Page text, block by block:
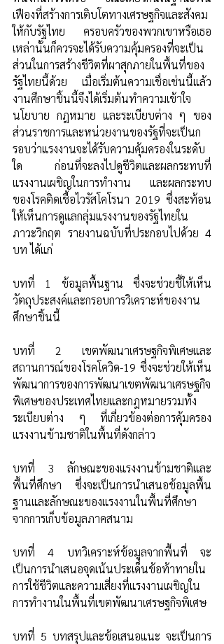
เฟืองที่สร้างการเติบโตทางเศรษฐกิจและสังคม
ให้กับรัฐไทย ครอบครัวของพวกเขาหรือเธอ
เหล่านั้นก็ควรจะได้รับความคุ้มครองที่จะเป็น
ส่วนในการสร้างชีวิตที่ผาสุกภายในพื้นที่ของ
รัฐไทยนี้ด้วย เมื่อเริ่มต้นความเชื่อเช่นนี้แล้ว
งานศึกษาชิ้นนี้จึงได้เริ่มต้นทำความเข้าใจ
นโยบาย กฎหมาย และระเบียบต่าง ๆ ของ
ส่วนราชการและหน่วยงานของรัฐที่จะเป็นก
รอบว่าแรงงานจะได้รับความคุ้มครองในระดับ
ใด ก่อนที่จะลงไปดูชีวิตและผลกระทบที่
แรงงานเผชิญในการทำงาน และผลกระทบ
ของโรคติดเชื้อไวรัสโคโรนา 2019 ซึ่งสะท้อน
ให้เห็นการดูแลกลุ่มแรงงานของรัฐไทยใน
ภาวะวิกฤต รายงานฉบับที่ประกอบไปด้วย 4
บท ได้แก่
บทที่ 1 ข้อมูลพื้นฐาน ซึ่งจะช่วยชี้ให้เห็น
วัตถุประสงค์และกรอบการวิเคราะห์ของงาน
ศึกษาชิ้นนี้
บทที่ 2 เขตพัฒนาเศรษฐกิจพิเศษและ
สถานการณ์ของโรคโควิด-19 ซึ่งจะช่วยให้เห็น
พัฒนาการของการพัฒนาเขตพัฒนาเศรษฐกิจ
พิเศษของประเทศไทยและกฎหมายรวมทั้ง
ระเบียบต่าง ๆ ที่เกี่ยวข้องต่อการคุ้มครอง
แรงงานข้ามชาติในพื้นที่ดังกล่าว
บทที่ 3 ลักษณะของแรงงานข้ามชาติและ
พื้นที่ศึกษา ซึ่งจะเป็นการนำเสนอข้อมูลพื้น
ฐานและลักษณะของแรงงานในพื้นที่ศึกษา
จากการเก็บข้อมูลภาคสนาม
บทที่ 4 บทวิเคราะห์ข้อมูลจากพื้นที่ จะ
เป็นการนำเสนอจุดเน้นประเด็นข้อท้าทายใน
การใช้ชีวิตและความเสี่ยงที่แรงงานเผชิญใน
การทำงานในพื้นที่เขตพัฒนาเศรษฐกิจพิเศษ
บทที่ 5 บทสรุปและข้อเสนอแนะ จะเป็นการ